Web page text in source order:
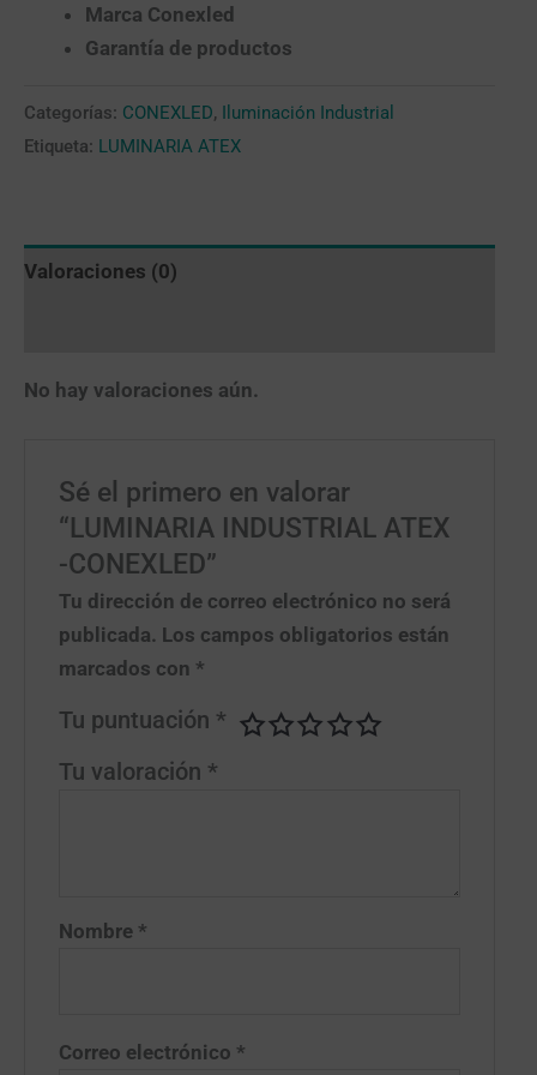
Marca Conexled
Garantía de productos
Categorías: CONEXLED, Iluminación Industrial
Etiqueta: LUMINARIA ATEX
Valoraciones (0)
No hay valoraciones aún.
Sé el primero en valorar
“LUMINARIA INDUSTRIAL ATEX
-CONEXLED”
Tu dirección de correo electrónico no será
publicada. Los campos obligatorios están
marcados con *
Tu puntuación *
Tu valoración *
Nombre *
Correo electrónico *